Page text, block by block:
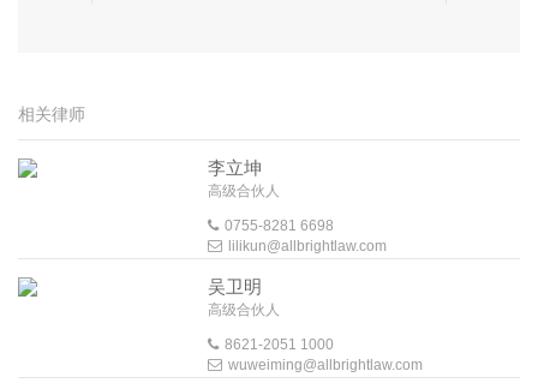
相关律师
李立坤
高级合伙人
0755-8281 6698
lilikun@allbrightlaw.com
吴卫明
高级合伙人
8621-2051 1000
wuweiming@allbrightlaw.com